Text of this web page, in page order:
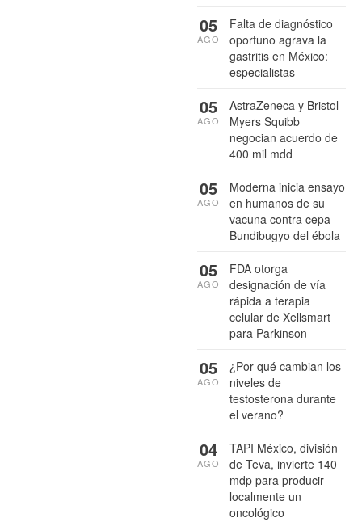
Falta de diagnóstico
oportuno agrava la
gastritis en México:
especialistas
05
AGO
AstraZeneca y Bristol
Myers Squibb
negocian acuerdo de
400 mil mdd
05
AGO
Moderna inicia ensayo
en humanos de su
vacuna contra cepa
Bundibugyo del ébola
05
AGO
FDA otorga
designación de vía
rápida a terapia
celular de Xellsmart
para Parkinson
05
AGO
¿Por qué cambian los
niveles de
testosterona durante
el verano?
05
AGO
TAPI México, división
de Teva, invierte 140
mdp para producir
localmente un
oncológico
04
AGO